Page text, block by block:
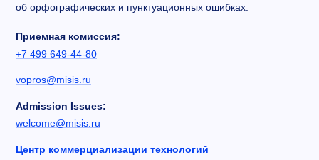
об орфографических и пунктуационных ошибках.
Приемная комиссия:
+7 499 649-44-80
vopros@misis.ru
Admission Issues:
welcome@misis.ru
Центр коммерциализации технологий